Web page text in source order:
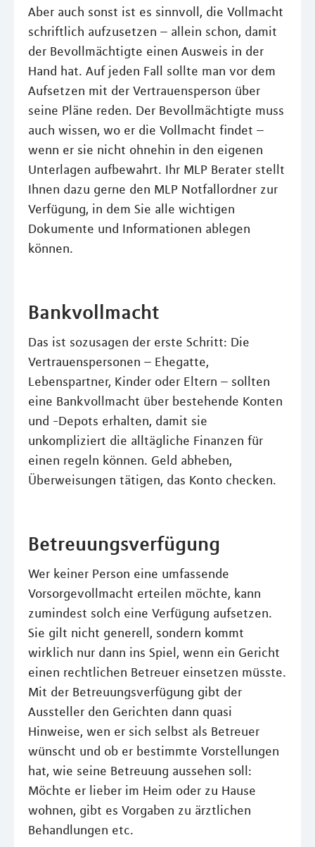
Aber auch sonst ist es sinnvoll, die Vollmacht
schriftlich aufzusetzen – allein schon, damit
der Bevollmächtigte einen Ausweis in der
Hand hat. Auf jeden Fall sollte man vor dem
Aufsetzen mit der Vertrauensperson über
seine Pläne reden. Der Bevollmächtigte muss
auch wissen, wo er die Vollmacht findet –
wenn er sie nicht ohnehin in den eigenen
Unterlagen aufbewahrt. Ihr MLP Berater stellt
Ihnen dazu gerne den MLP Notfallordner zur
Verfügung, in dem Sie alle wichtigen
Dokumente und Informationen ablegen
können.
Bankvollmacht
Das ist sozusagen der erste Schritt: Die
Vertrauenspersonen – Ehegatte,
Lebenspartner, Kinder oder Eltern – sollten
eine Bankvollmacht über bestehende Konten
und -Depots erhalten, damit sie
unkompliziert die alltägliche Finanzen für
einen regeln können. Geld abheben,
Überweisungen tätigen, das Konto checken.
Betreuungsverfügung
Wer keiner Person eine umfassende
Vorsorgevollmacht erteilen möchte, kann
zumindest solch eine Verfügung aufsetzen.
Sie gilt nicht generell, sondern kommt
wirklich nur dann ins Spiel, wenn ein Gericht
einen rechtlichen Betreuer einsetzen müsste.
Mit der Betreuungsverfügung gibt der
Aussteller den Gerichten dann quasi
Hinweise, wen er sich selbst als Betreuer
wünscht und ob er bestimmte Vorstellungen
hat, wie seine Betreuung aussehen soll:
Möchte er lieber im Heim oder zu Hause
wohnen, gibt es Vorgaben zu ärztlichen
Behandlungen etc.